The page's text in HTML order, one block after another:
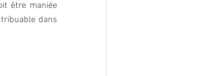
être maniée
dans